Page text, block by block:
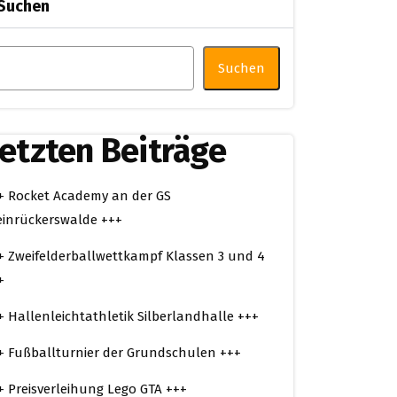
Suchen
Beiträge
Rocket Academy an der GS
+++
Zweifelderballwettkampf Klassen 3 und 4
Hallenleichtathletik Silberlandhalle +++
Fußballturnier der Grundschulen +++
Preisverleihung Lego GTA +++